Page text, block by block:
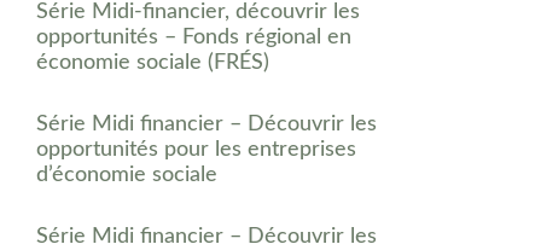
Série Midi-financier, découvrir les
opportunités – Fonds régional en
économie sociale (FRÉS)
Série Midi financier – Découvrir les
opportunités pour les entreprises
d’économie sociale
Série Midi financier – Découvrir les